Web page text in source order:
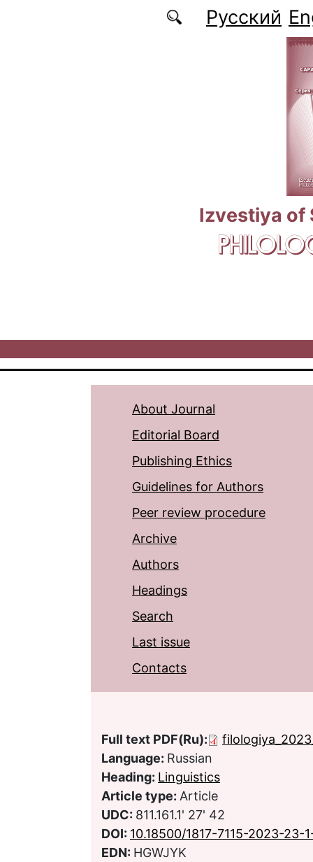
Русский
Izvestiya of
About Journal
Editorial Board
Publishing Ethics
Guidelines for Authors
Peer review procedure
Archive
Authors
Headings
Search
Last issue
Contacts
Full text PDF(Ru):
Language: Russian
Heading: Linguistics
Article type: Article
UDC: 811.161.1' 27' 42
DOI: 10.18500/1817-7115-2023-23-
EDN: HGWJYK